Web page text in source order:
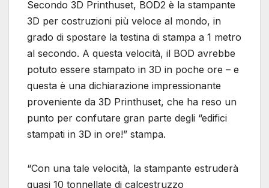
Secondo 3D Printhuset, BOD2 è la stampante
3D per costruzioni più veloce al mondo, in
grado di spostare la testina di stampa a 1 metro
al secondo. A questa velocità, il BOD avrebbe
potuto essere stampato in 3D in poche ore – e
questa è una dichiarazione impressionante
proveniente da 3D Printhuset, che ha reso un
punto per confutare gran parte degli “edifici
stampati in 3D in ore!” stampa.
“Con una tale velocità, la stampante estruderà
quasi 10 tonnellate di calcestruzzo